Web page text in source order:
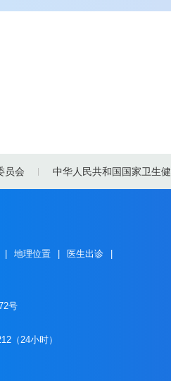
员会 中华人民共和国国家卫生
地理位置 医生出诊
号
（24小时）